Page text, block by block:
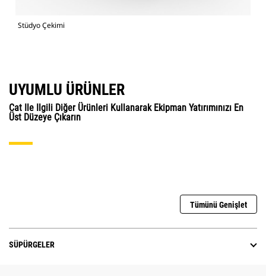
Stüdyo Çekimi
UYUMLU ÜRÜNLER
Cat Ile Ilgili Diğer Ürünleri Kullanarak Ekipman Yatırımınızı En
Üst Düzeye Çıkarın
Tümünü Genişlet
SÜPÜRGELER